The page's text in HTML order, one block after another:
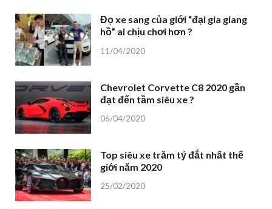
Đọ xe sang của giới “đại gia giang
hồ” ai chịu chơi hơn ?
11/04/2020
Chevrolet Corvette C8 2020 gần
đạt đến tầm siêu xe ?
06/04/2020
Top siêu xe trăm tỷ đắt nhất thế
giới năm 2020
25/02/2020